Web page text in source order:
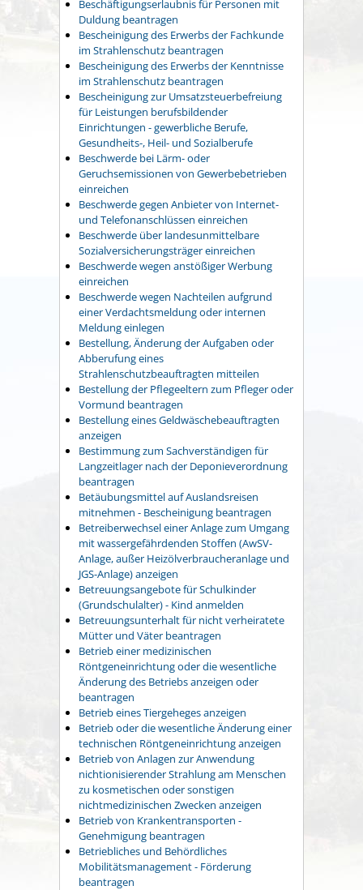
Beschäftigungserlaubnis für Personen mit
Duldung beantragen
Bescheinigung des Erwerbs der Fachkunde
im Strahlenschutz beantragen
Bescheinigung des Erwerbs der Kenntnisse
im Strahlenschutz beantragen
Bescheinigung zur Umsatzsteuerbefreiung
für Leistungen berufsbildender
Einrichtungen - gewerbliche Berufe,
Gesundheits-, Heil- und Sozialberufe
Beschwerde bei Lärm- oder
Geruchsemissionen von Gewerbebetrieben
einreichen
Beschwerde gegen Anbieter von Internet-
und Telefonanschlüssen einreichen
Beschwerde über landesunmittelbare
Sozialversicherungsträger einreichen
Beschwerde wegen anstößiger Werbung
einreichen
Beschwerde wegen Nachteilen aufgrund
einer Verdachtsmeldung oder internen
Meldung einlegen
Bestellung, Änderung der Aufgaben oder
Abberufung eines
Strahlenschutzbeauftragten mitteilen
Bestellung der Pflegeeltern zum Pfleger oder
Vormund beantragen
Bestellung eines Geldwäschebeauftragten
anzeigen
Bestimmung zum Sachverständigen für
Langzeitlager nach der Deponieverordnung
beantragen
Betäubungsmittel auf Auslandsreisen
mitnehmen - Bescheinigung beantragen
Betreiberwechsel einer Anlage zum Umgang
mit wassergefährdenden Stoffen (AwSV-
Anlage, außer Heizölverbraucheranlage und
JGS-Anlage) anzeigen
Betreuungsangebote für Schulkinder
(Grundschulalter) - Kind anmelden
Betreuungsunterhalt für nicht verheiratete
Mütter und Väter beantragen
Betrieb einer medizinischen
Röntgeneinrichtung oder die wesentliche
Änderung des Betriebs anzeigen oder
beantragen
Betrieb eines Tiergeheges anzeigen
Betrieb oder die wesentliche Änderung einer
technischen Röntgeneinrichtung anzeigen
Betrieb von Anlagen zur Anwendung
nichtionisierender Strahlung am Menschen
zu kosmetischen oder sonstigen
nichtmedizinischen Zwecken anzeigen
Betrieb von Krankentransporten -
Genehmigung beantragen
Betriebliches und Behördliches
Mobilitätsmanagement - Förderung
beantragen